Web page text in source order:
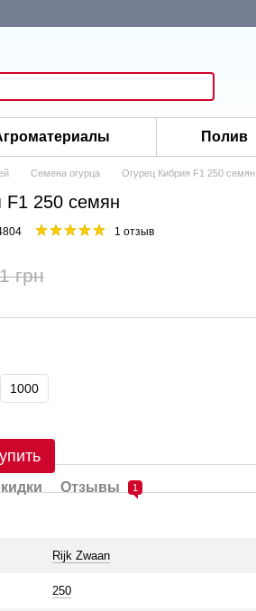
Полив
Семена огурца Огурец Кибрия F1 250 семян
F1 250 семян
1 отзыв
грн
1000
Отзывы 1
Rijk Zwaan
250